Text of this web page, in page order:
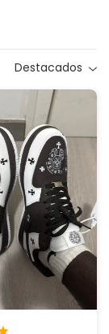
Destacados